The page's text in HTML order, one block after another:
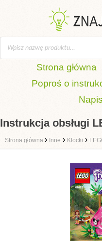
Strona główna
Poproś o
Instrukcja obsługi
Strona główna › Inne › Klocki ›